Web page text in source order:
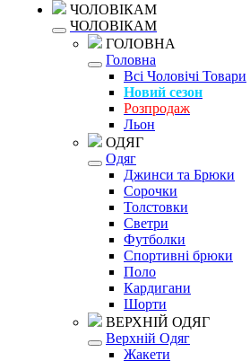
ЧОЛОВІКАМ
ЧОЛОВІКАМ
ГОЛОВНА
Головна
Всі Чоловічі Товари
Новий сезон
Розпродаж
Льон
ОДЯГ
Одяг
Джинси та Брюки
Сорочки
Толстовки
Светри
Футболки
Спортивні брюки
Поло
Кардигани
Шорти
ВЕРХНІЙ ОДЯГ
Верхній Одяг
Жакети